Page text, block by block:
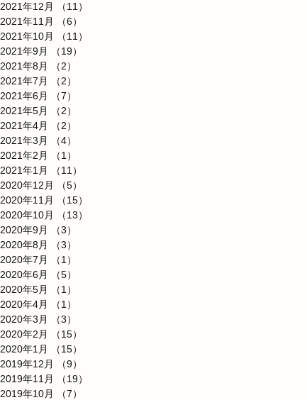
2021年12月
（11）
2021年11月
（6）
2021年10月
（11）
2021年9月
（19）
2021年8月
（2）
2021年7月
（2）
2021年6月
（7）
2021年5月
（2）
2021年4月
（2）
2021年3月
（4）
2021年2月
（1）
2021年1月
（11）
2020年12月
（5）
2020年11月
（15）
2020年10月
（13）
2020年9月
（3）
2020年8月
（3）
2020年7月
（1）
2020年6月
（5）
2020年5月
（1）
2020年4月
（1）
2020年3月
（3）
2020年2月
（15）
2020年1月
（15）
2019年12月
（9）
2019年11月
（19）
2019年10月
（7）